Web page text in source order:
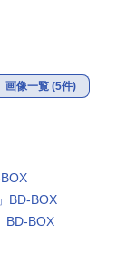
画像一覧 (5件)
BD-BOX
BD-BOX